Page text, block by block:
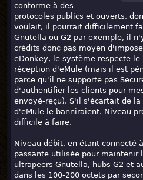
conforme à des
protocoles publics et ouverts,
voulait, il pourrait difficilement
Gnutella ou G2 par exemple, il
crédits donc pas moyen
eDonkey, le système respecte
réception d'eMule (mais il est
parce qu'il ne supporte pas
d'authentifier les clients pour
envoyé-reçu). S'il s'écartait de
d'eMule le banniraient. Niveau
difficile à faire.
Niveau débit, en étant connecté
passante utilisée pour maintenir
ultrapeers Gnutella, hubs G2 et
dans les 100-200 octets par